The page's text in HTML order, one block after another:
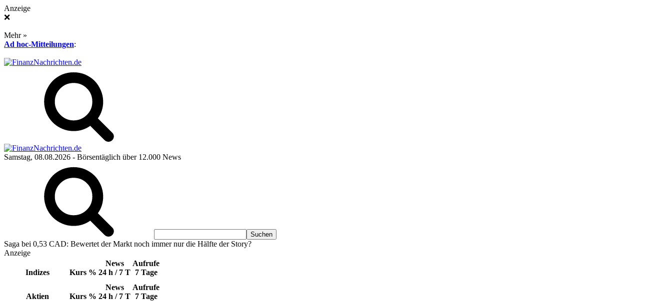
Anzeige
❌
Mehr »
Ad hoc-Mitteilungen:
Samstag, 08.08.2026 - Börsentäglich über 12.000 News
Saga bei 0,53 CAD: Bewertet der Markt noch immer nur die Hälfte der Story?
Anzeige
Indizes Kurs %
News
24 h / 7 T
Aufrufe
7 Tage
Aktien Kurs %
News
24 h / 7 T
Aufrufe
7 Tage